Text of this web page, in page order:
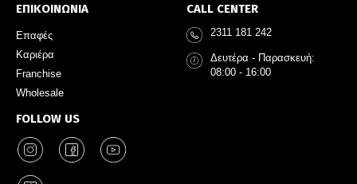
ΕΠΙΚΟΙΝΩΝΙΑ
Επαφές
Καριέρα
Franchise
Wholesale
FOLLOW US
CALL CENTER
2311 181 242
Δευτέρα - Παρασκευή:
08:00 - 16:00